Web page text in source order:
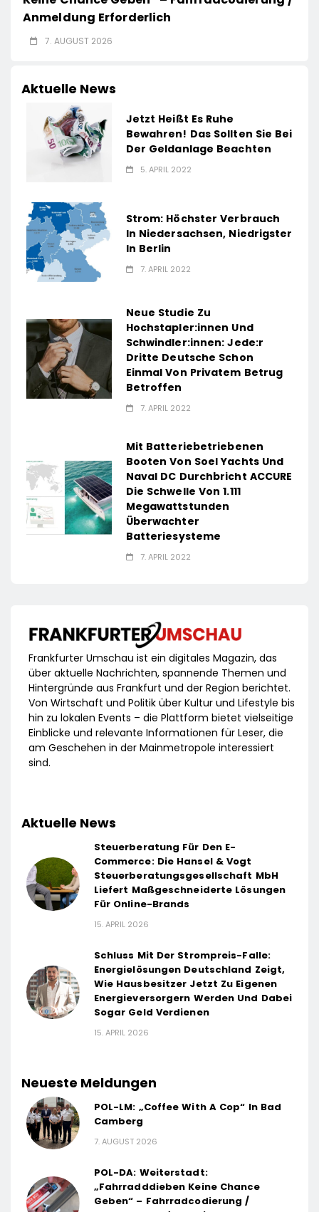
Anmeldung Erforderlich
7. AUGUST 2026
Aktuelle News
Jetzt Heißt Es Ruhe
Bewahren! Das Sollten Sie Bei
Der Geldanlage Beachten
5. APRIL 2022
Strom: Höchster Verbrauch
In Niedersachsen, Niedrigster
In Berlin
7. APRIL 2022
Neue Studie Zu
Hochstapler:innen Und
Schwindler:innen: Jede:r
Dritte Deutsche Schon
Einmal Von Privatem Betrug
Betroffen
7. APRIL 2022
Mit Batteriebetriebenen
Booten Von Soel Yachts Und
Naval DC Durchbricht ACCURE
Die Schwelle Von 1.111
Megawattstunden
Überwachter
Batteriesysteme
7. APRIL 2022
Frankfurter Umschau ist ein digitales Magazin, das
über aktuelle Nachrichten, spannende Themen und
Hintergründe aus Frankfurt und der Region berichtet.
Von Wirtschaft und Politik über Kultur und Lifestyle bis
hin zu lokalen Events – die Plattform bietet vielseitige
Einblicke und relevante Informationen für Leser, die
am Geschehen in der Mainmetropole interessiert
sind.
Aktuelle News
Steuerberatung Für Den E-
Commerce: Die Hansel & Vogt
Steuerberatungsgesellschaft MbH
Liefert Maßgeschneiderte Lösungen
Für Online-Brands
15. APRIL 2026
Schluss Mit Der Strompreis-Falle:
Energielösungen Deutschland Zeigt,
Wie Hausbesitzer Jetzt Zu Eigenen
Energieversorgern Werden Und Dabei
Sogar Geld Verdienen
15. APRIL 2026
Neueste Meldungen
POL-LM: „Coffee With A Cop“ In Bad
Camberg
7. AUGUST 2026
POL-DA: Weiterstadt:
„Fahrradddieben Keine Chance
Geben“ – Fahrradcodierung /